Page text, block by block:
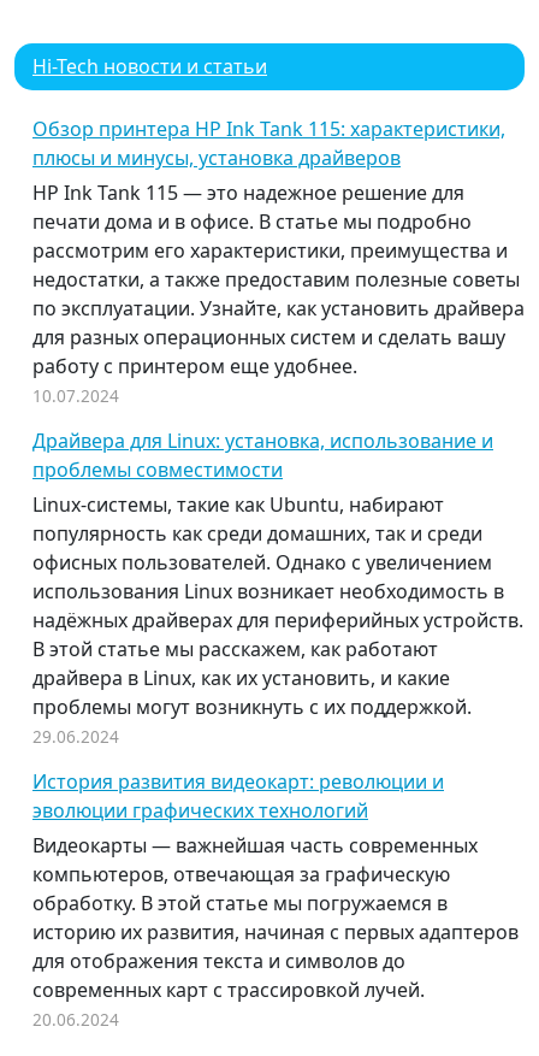
Hi-Tech новости и статьи
Обзор принтера HP Ink Tank 115: характеристики,
плюсы и минусы, установка драйверов
HP Ink Tank 115 — это надежное решение для
печати дома и в офисе. В статье мы подробно
рассмотрим его характеристики, преимущества и
недостатки, а также предоставим полезные советы
по эксплуатации. Узнайте, как установить драйвера
для разных операционных систем и сделать вашу
работу с принтером еще удобнее.
10.07.2024
Драйвера для Linux: установка, использование и
проблемы совместимости
Linux-системы, такие как Ubuntu, набирают
популярность как среди домашних, так и среди
офисных пользователей. Однако с увеличением
использования Linux возникает необходимость в
надёжных драйверах для периферийных устройств.
В этой статье мы расскажем, как работают
драйвера в Linux, как их установить, и какие
проблемы могут возникнуть с их поддержкой.
29.06.2024
История развития видеокарт: революции и
эволюции графических технологий
Видеокарты — важнейшая часть современных
компьютеров, отвечающая за графическую
обработку. В этой статье мы погружаемся в
историю их развития, начиная с первых адаптеров
для отображения текста и символов до
современных карт с трассировкой лучей.
20.06.2024